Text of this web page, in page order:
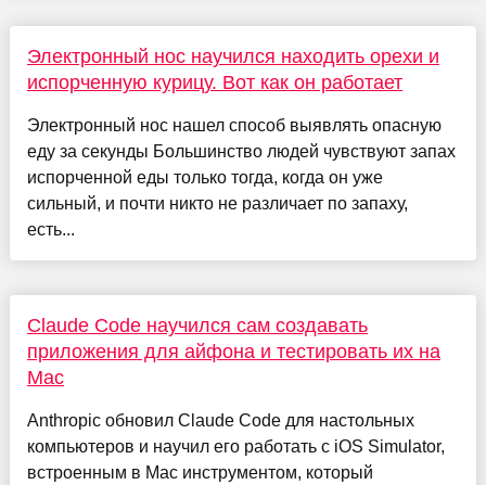
Электронный нос научился находить орехи и
испорченную курицу. Вот как он работает
Электронный нос нашел способ выявлять опасную
еду за секунды Большинство людей чувствуют запах
испорченной еды только тогда, когда он уже
сильный, и почти никто не различает по запаху,
есть...
Claude Code научился сам создавать
приложения для айфона и тестировать их на
Mac
Anthropic обновил Claude Code для настольных
компьютеров и научил его работать с iOS Simulator,
встроенным в Mac инструментом, который